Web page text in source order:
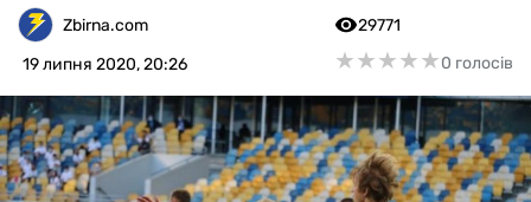
БУКМЕКЕРИ
Zbirna.com
19 липня 2020, 20:26
29771
★★★★★
★★★★★0 голосів